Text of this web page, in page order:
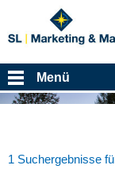
Menü
1 Suchergebnisse